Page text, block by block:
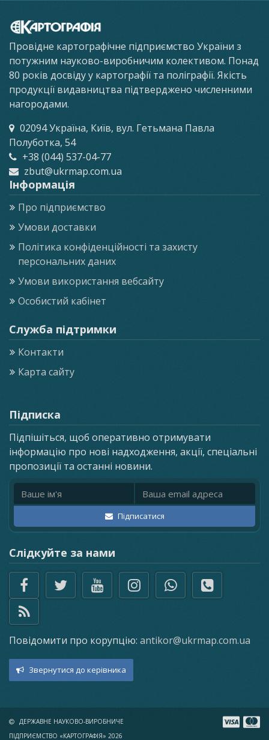
×
Провідне картографічне підприємство України з
потужним науково-виробничим колективом. Понад
80 років досвіду у картографії та поліграфії. Якість
продукції видавництва підтверджено численними
нагородами.
02094 Україна, Київ, вул. Гетьмана Павла
Полуботка, 54
+38 (044) 537-04-77
zbut@ukrmap.com.ua
Інформація
Про підприємство
Умови доставки
Політика конфіденційності та захисту
персональних даних
Умови використання вебсайту
Особистий кабінет
Служба підтримки
Контакти
Карта сайту
Підписка
Підпішіться, щоб оперативно отримувати
інформацію про нові надходження, акції, спеціальні
пропозиції та останні новини.
Ім'я Email адреса
Підписатися
Слідкуйте за нами
Повідомити про корупцію: antikor@ukrmap.com.ua
Звернутися до керівника
ДЕРЖАВНЕ НАУКОВО-ВИРОБНИЧЕ
ПІДПРИЄМСТВО «КАРТОГРАФІЯ» 2026